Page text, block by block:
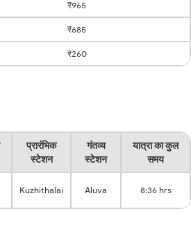
₹965
₹685
₹260
प्रारंभिक
स्टेशन
गंतव्य
स्टेशन
यात्रा का कुल
समय
Kuzhithalai Aluva 8:36 hrs